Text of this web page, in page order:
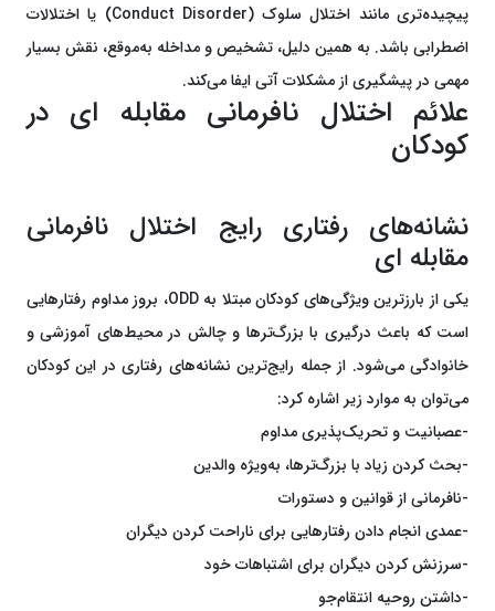
پیچیده‌تری مانند اختلال سلوک (Conduct Disorder) یا اختلالات
اضطرابی باشد. به همین دلیل، تشخیص و مداخله به‌موقع، نقش بسیار
مهمی در پیشگیری از مشکلات آتی ایفا می‌کند.
علائم اختلال نافرمانی مقابله ای در
کودکان
نشانه‌های رفتاری رایج اختلال نافرمانی
مقابله ای
یکی از بارزترین ویژگی‌های کودکان مبتلا به ODD، بروز مداوم رفتارهایی
است که باعث درگیری با بزرگ‌ترها و چالش در محیط‌های آموزشی و
خانوادگی می‌شود. از جمله رایج‌ترین نشانه‌های رفتاری در این کودکان
می‌توان به موارد زیر اشاره کرد:
-عصبانیت و تحریک‌پذیری مداوم
-بحث کردن زیاد با بزرگ‌ترها، به‌ویژه والدین
-نافرمانی از قوانین و دستورات
-عمدی انجام دادن رفتارهایی برای ناراحت کردن دیگران
-سرزنش کردن دیگران برای اشتباهات خود
-داشتن روحیه انتقام‌جو